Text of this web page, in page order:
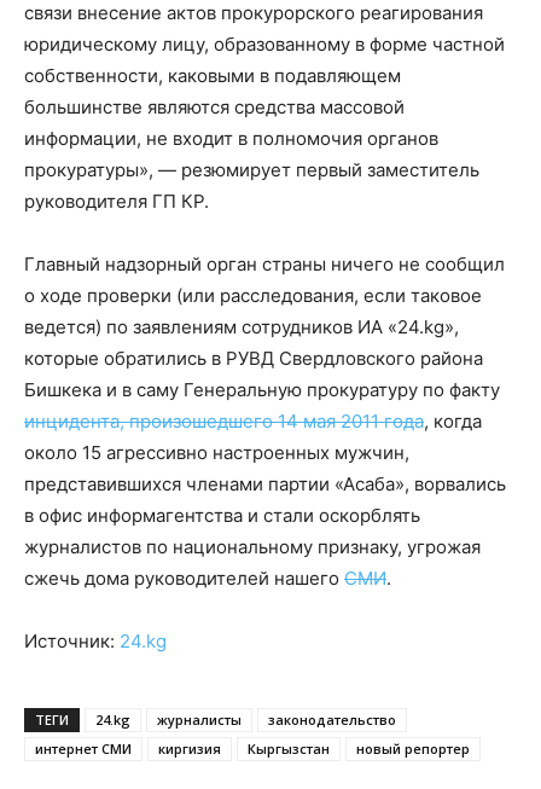
связи внесение актов прокурорского реагирования
юридическому лицу, образованному в форме частной
собственности, каковыми в подавляющем
большинстве являются средства массовой
информации, не входит в полномочия органов
прокуратуры», — резюмирует первый заместитель
руководителя ГП КР.
Главный надзорный орган страны ничего не сообщил
о ходе проверки (или расследования, если таковое
ведется) по заявлениям сотрудников ИА «24.kg»,
которые обратились в РУВД Свердловского района
Бишкека и в саму Генеральную прокуратуру по факту
инцидента, произошедшего 14 мая 2011 года, когда
около 15 агрессивно настроенных мужчин,
представившихся членами партии «Асаба», ворвались
в офис информагентства и стали оскорблять
журналистов по национальному признаку, угрожая
сжечь дома руководителей нашего СМИ.
Источник: 24.kg
ТЕГИ 24.kg журналисты
законодательство
интернет СМИ
киргизия Кыргызстан новый репортер